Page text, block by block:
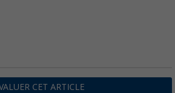
CET ARTICLE